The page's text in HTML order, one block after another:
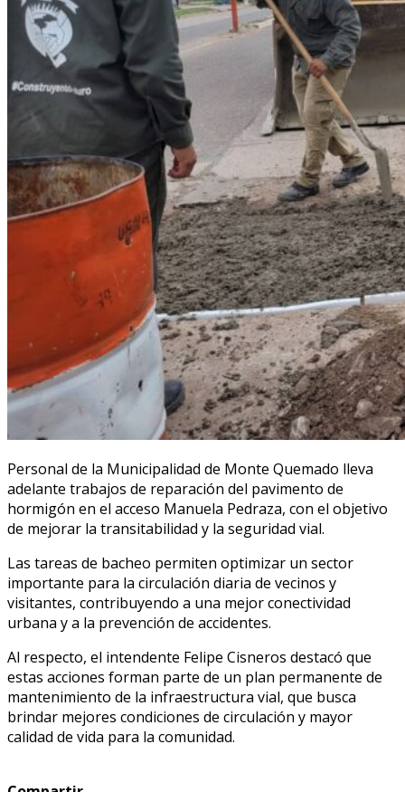
Personal de la Municipalidad de Monte Quemado lleva
adelante trabajos de reparación del pavimento de
hormigón en el acceso Manuela Pedraza, con el objetivo
de mejorar la transitabilidad y la seguridad vial.
Las tareas de bacheo permiten optimizar un sector
importante para la circulación diaria de vecinos y
visitantes, contribuyendo a una mejor conectividad
urbana y a la prevención de accidentes.
Al respecto, el intendente Felipe Cisneros destacó que
estas acciones forman parte de un plan permanente de
mantenimiento de la infraestructura vial, que busca
brindar mejores condiciones de circulación y mayor
calidad de vida para la comunidad.